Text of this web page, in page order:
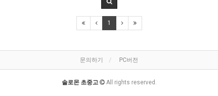
1
문의하기 PC버전
솔로몬 초중고 All rights reserved.